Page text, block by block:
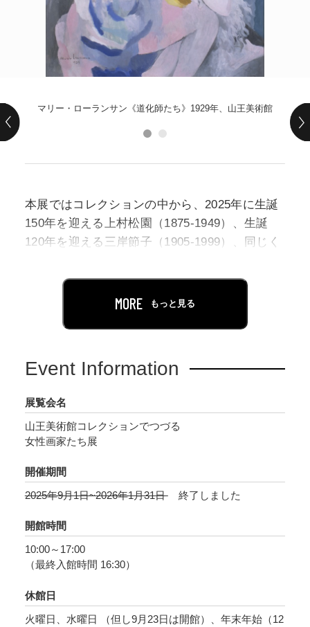
マリー・ローランサン《道化師たち》1929年、山王美術館
本展ではコレクションの中から、2025年に生誕
150年を迎える上村松園（1875-1949）、生誕
120年を迎える三岸節子（1905-1999）、同じく
して2026年に没後70年となるマリー・ローラン
サン（1883-1956）、以上4名の女性画家たちに
開発目標）、17ある目標の一つに「ジェンダー
より10年が経過した現在においてもジェンダー
ギャップの問題はなお多く残されています。 ま
してや彼女たちが画家を目指した100年以上前、
今より男性中心の社会であった美術界におい
て、女性が高い志をもって画業を全うすること
は大変困難でありました。 そのような状況下に
ありながら、しなやかに逞しく生きた彼女たち
の華やかかつ情熱的で個性あふれる作品は、現
代を生きる私たちにもきっと勇気とエネルギー
か出会うことのできない作品の数々をどうぞご
覧ください。
MORE もっと見る
Event Information
展覧会名
山王美術館コレクションでつづる
女性画家たち展
開催期間
2025年9月1日~2026年1月31日
終了しました
開館時間
10:00～17:00
（最終入館時間 16:30）
休館日
火曜日、水曜日 （但し9月23日は開館）、年末年始（12